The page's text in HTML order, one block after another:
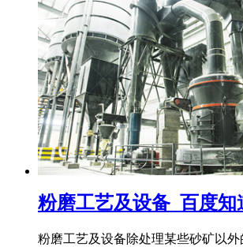
粉磨工艺及设备_百度知
粉磨工艺及设备除处理某些砂矿以